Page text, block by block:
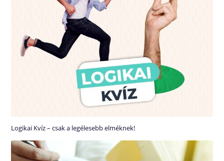
Logikai Kvíz – csak a legélesebb elméknek!